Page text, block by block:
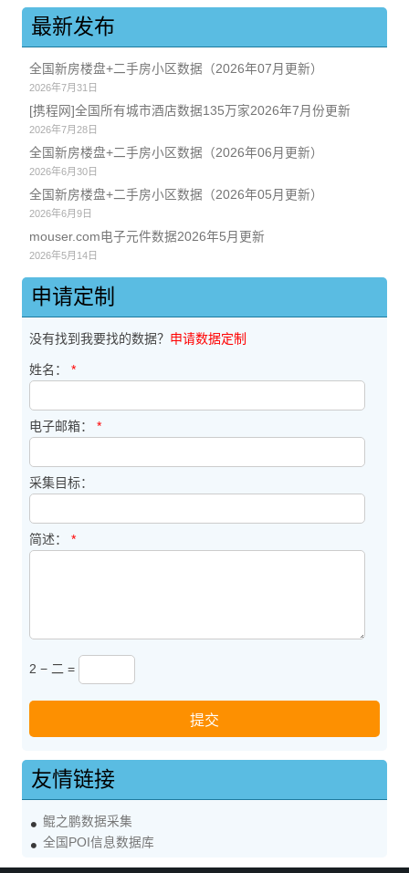
最新发布
全国新房楼盘+二手房小区数据（2026年07月更新）
2026年7月31日
[携程网]全国所有城市酒店数据135万家2026年7月份更新
2026年7月28日
全国新房楼盘+二手房小区数据（2026年06月更新）
2026年6月30日
全国新房楼盘+二手房小区数据（2026年05月更新）
2026年6月9日
mouser.com电子元件数据2026年5月更新
2026年5月14日
申请定制
没有找到我要找的数据？ 申请数据定制
姓名： *
电子邮箱： *
采集目标：
简述： *
2 − 二 =
友情链接
鲲之鹏数据采集
全国POI信息数据库